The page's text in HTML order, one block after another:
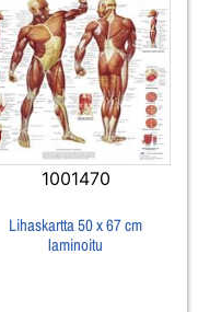
1001470
Lihaskartta 50 x 67 cm
laminoitu